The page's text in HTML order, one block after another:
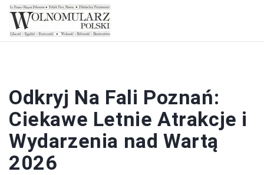
Odkryj Na Fali Poznań:
Ciekawe Letnie Atrakcje i
Wydarzenia nad Wartą
2026